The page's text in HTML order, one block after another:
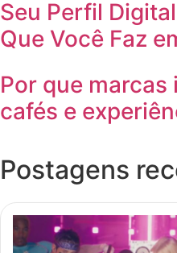
Seu Perfil
Que Você Faz
Por que marcas
cafés e
Postagens